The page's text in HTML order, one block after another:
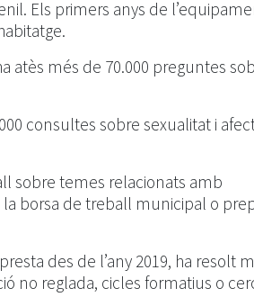
Els primers anys de
atès més de 70.000 preguntes
consultes sobre sexualitat i
sobre temes relacionats amb
la borsa de treball municipal o
des de l’any 2019, ha resolt
no reglada, cicles formatius o